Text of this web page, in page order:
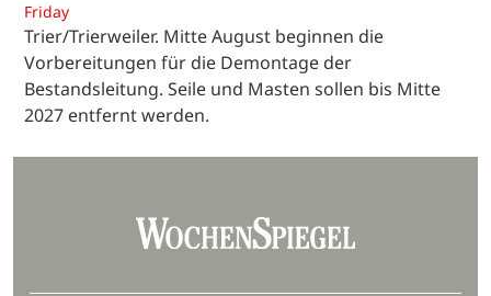
Friday
Trier/Trierweiler. Mitte August beginnen die
Vorbereitungen für die Demontage der
Bestandsleitung. Seile und Masten sollen bis Mitte
2027 entfernt werden.